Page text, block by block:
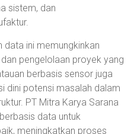
sistem, dan
data ini memungkinkan
pengelolaan proyek yang
berbasis sensor juga
dini potensi masalah dalam
PT Mitra Karya Sarana
data untuk
meningkatkan proses